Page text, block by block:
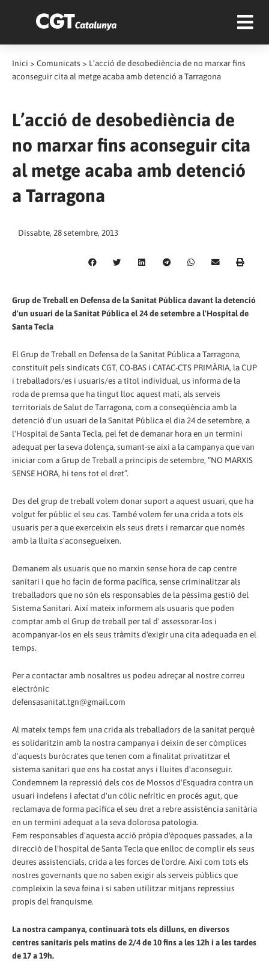
Inici > Comunicats > L’acció de desobediència de no marxar fins
aconseguir cita al metge acaba amb detenció a Tarragona
L’acció de desobediència de
no marxar fins aconseguir cita
al metge acaba amb detenció
a Tarragona
Dissabte, 28 setembre, 2013
Grup de Treball en Defensa de la Sanitat Pública davant la detenció
d'un usuari de la Sanitat Pública el 24 de setembre a l'Hospital de
Santa Tecla
El Grup de Treball en Defensa de la Sanitat Pública a Tarragona,
constituït pels sindicats CGT, CO-BAS i CATAC-CTS PRIMÀRIA, la CUP
i treballadors/es i usuaris/es a títol individual, us informa de la
roda de premsa que ha tingut lloc aquest matí, als serveis
territorials de Salut de Tarragona, com a conseqüència amb la
detenció d'un usuari de la Sanitat Pública el dia 24 de setembre, a
l'Hospital de Santa Tecla, pel fet de demanar hora en un termini
adequat per la seva dolença, sumant-se així a la campanya que van
iniciar com a Grup de Treball a principis de setembre, “NO MARXIS
SENSE HORA, hi tens tot el dret”.
Des del grup de treball volem donar suport a aquest usuari, que ha
volgut fer públic el seu cas. També volem fer una crida a tots els
usuaris per a que exerceixin els seus drets i remarcar que només
amb la lluita s'aconsegueixen.
Demanem als usuaris que no marxin sense hora de cap centre
sanitari i que ho facin de forma pacífica, sense criminalitzar als
treballadors que no són els responsables de la pèssima gestió del
Sistema Sanitari. Així mateix informem als usuaris que poden
comptar amb el Grup de treball per tal d' assessorar-los i
acompanyar-los en els seus tràmits d'exigir una cita adequada en el
temps.
Per a contactar amb nosaltres us podeu adreçar al nostre correu
electrònic
defensasanitat.tgn@gmail.com
Al mateix temps fem una crida als treballadors de la sanitat perquè
es solidaritzin amb la nostra campanya i deixin de ser còmplices
d'aquests buròcrates que tenen com a finalitat privatitzar el
sistema sanitari que ens ha costat anys i lluites d'aconseguir.
Condemnem la repressió dels cos de Mossos d'Esquadra contra un
usuari indefens i afectat d'un còlic nefrític en procés agut, que
reclamava de forma pacífica el seu dret a rebre assistència sanitària
en un termini adequat a la seva dolorosa patologia.
Fem responsables d'aquesta acció pròpia d'èpoques passades, a la
direcció de l'hospital de Santa Tecla que enlloc de complir els seus
deures assistencials, crida a les forces de l'ordre. Així com tots els
nostres governants que no saben exigir als serveis públics que
compleixin la seva feina i si saben utilitzar mitjans repressius
propis del franquisme.
La nostra campanya, continuarà tots els dilluns, en diversos
centres sanitaris pels matins de 2/4 de 10 fins a les 12h i a les tardes
de 17 a 19h.